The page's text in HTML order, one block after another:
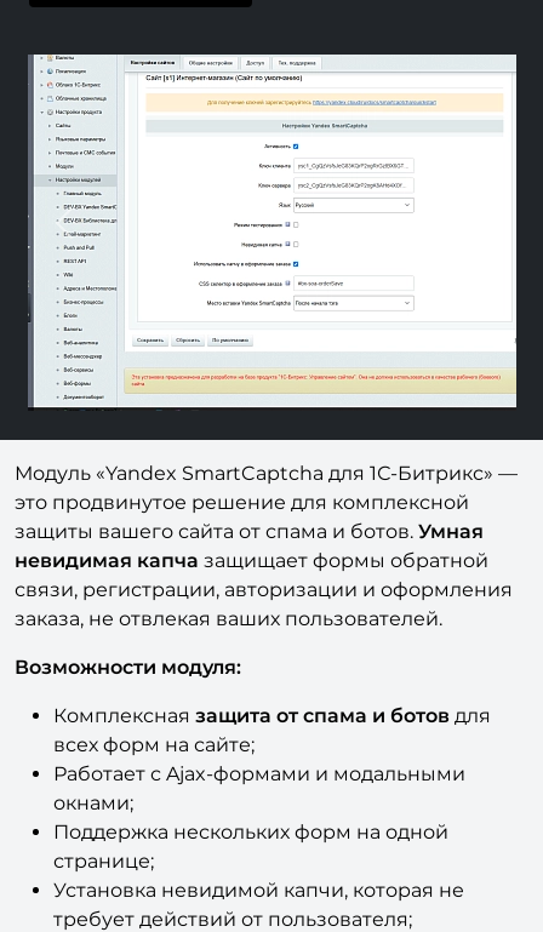
Previous
Модуль «Yandex SmartCaptcha для 1С-Битрикс» —
это продвинутое решение для комплексной
защиты вашего сайта от спама и ботов. Умная
невидимая капча защищает формы обратной
связи, регистрации, авторизации и оформления
заказа, не отвлекая ваших пользователей.
Возможности модуля:
Комплексная защита от спама и ботов для
всех форм на сайте;
Работает с Ajax-формами и модальными
окнами;
Поддержка нескольких форм на одной
странице;
Установка невидимой капчи, которая не
требует действий от пользователя;